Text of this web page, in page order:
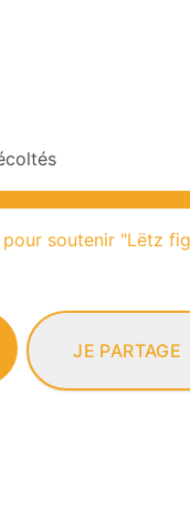
soutenir "Lëtz
JE PARTAGE